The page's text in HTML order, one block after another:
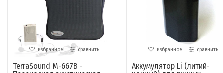
избранное сравнить
TerraSound M-667B -
избранное сравнить
Аккумулятор Li (литий-